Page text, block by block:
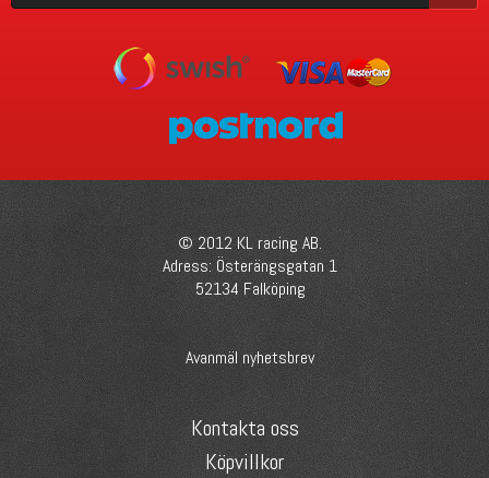
© 2012 KL racing AB.
Adress: Österängsgatan 1
52134 Falköping
Avanmäl nyhetsbrev
Kontakta oss
Köpvillkor